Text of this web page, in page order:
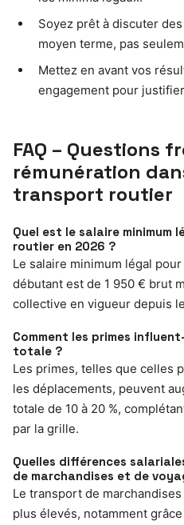
Soyez prêt à discuter
moyen terme, pas
Mettez en avant vos
engagement pour
FAQ – Questions
rémunération
transport routier
Quel est le salaire minimum
routier en 2026 ?
Le salaire minimum légal
débutant est de 1 950 € brut
collective en vigueur depuis
Comment les primes
totale ?
Les primes, telles que celles
les déplacements, peuvent
totale de 10 à 20 %,
par la grille.
Quelles différences
de marchandises et de
Le transport de
plus élevés, notamment